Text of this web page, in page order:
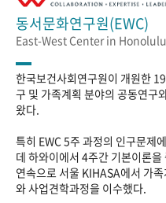
동서문화연구원(EWC)
East-West Center in Honolulu
한국보건사회연구원이 개원한
구 및 가족계획 분야의 공동연구
왔다.
특히 EWC 5주 과정의 인구문제
데 하와이에서 4주간 기본이론
연속으로 서울 KIHASA에서 가
와 사업견학과정을 이수했다.